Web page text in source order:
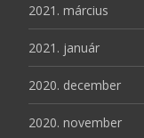
2021. március
2021. január
2020. december
2020. november